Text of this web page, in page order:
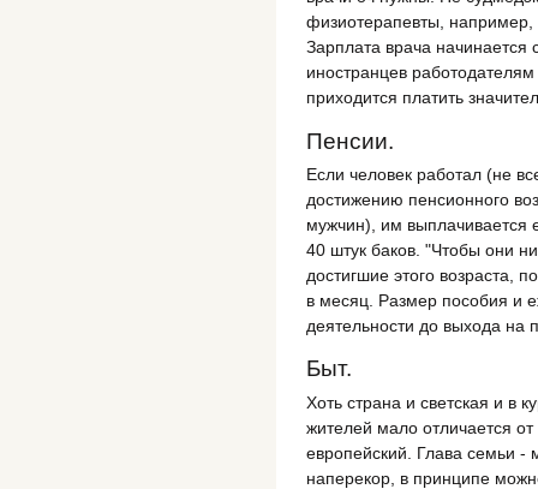
физиотерапевты, например,
Зарплата врача начинается
иностранцев
приходится платить
Пенсии.
Если человек работал (не
достижению пенсионного
мужчин), им выплачивается
40 штук баков. "Чтобы они
достигшие этого возраста,
в месяц. Размер пособия и
деятельности до выхода на
Быт.
Хоть страна и светская и в
жителей мало отличается
европейский. Глава семьи -
наперекор, в принципе